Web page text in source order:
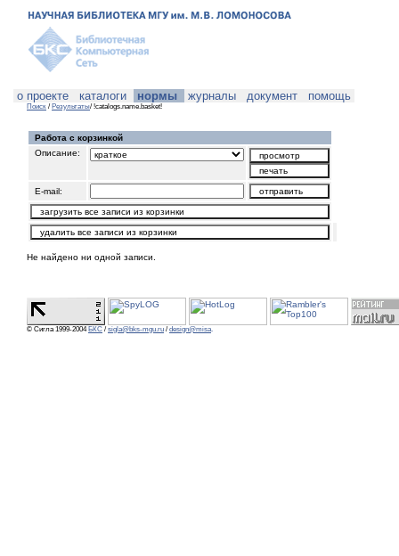
о проекте каталоги нормы журналы документ помощь
Поиск / Результаты/ !catalogs.name.basket!
Работа с корзинкой
Описание:
E-mail:
Не найдено ни одной записи.
© Сигла 1999-2004 БКС / sigla@bks-mgu.ru / design@misa.